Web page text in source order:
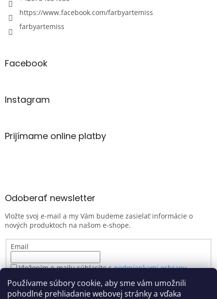
Používame súbory cookie, aby sme vám umožnili
pohodlné prehliadanie webovej stránky a vďaka
https://www.facebook.com/farbyartemiss
farbyartemiss
Facebook
Instagram
Prijímame online platby
Odoberať newsletter
Vložte svoj e-mail a my Vám budeme zasielať informácie o
nových produktoch na našom e-shope.
Email
Vložením e-mailu súhlasíte spodmienkami ochrany
PRIHLÁSIŤ SA